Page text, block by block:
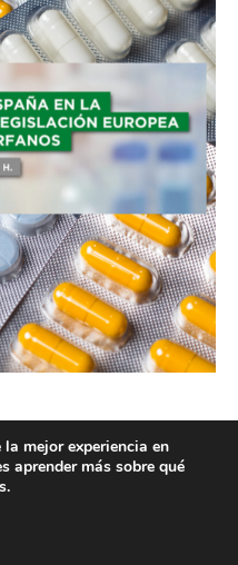
reservados
mejor experiencia en
aprender más sobre qué